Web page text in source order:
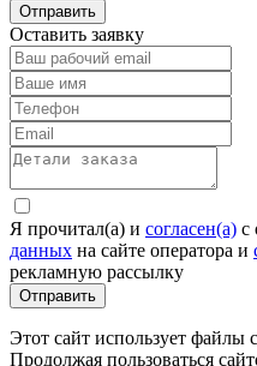
Отправить
Оставить заявку
Я прочитал(а) и согласен(а) c
данных на сайте оператора и
рекламную рассылку
Отправить
Этот сайт использует файлы
Продолжая пользоваться